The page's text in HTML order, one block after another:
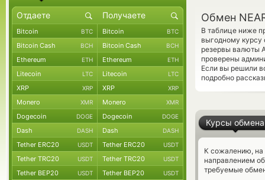
Обмен
В таблице ниже
выгодному курсу
резервы валюты
проверены
Если вы решили
подробно
Курсы обмена
К сожалению, на
направлением
требуемые
Bitcoin BTC Bitcoin BTC
Bitcoin Cash BCH Bitcoin Cash BCH
Ethereum ETH Ethereum ETH
Litecoin LTC Litecoin LTC
XRP XRP XRP XRP
Monero XMR Monero XMR
Dogecoin DOGE Dogecoin DOGE
Dash DASH Dash DASH
Tether ERC20 USDT Tether ERC20 USDT
Tether TRC20 USDT Tether TRC20 USDT
Tether BEP20 USDT Tether BEP20 USDT